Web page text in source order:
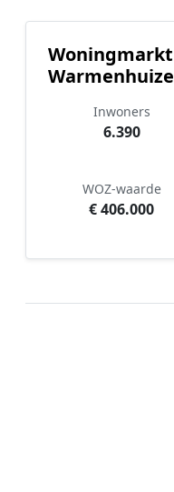
Inwoners
6.390
WOZ-waarde
€ 406.000